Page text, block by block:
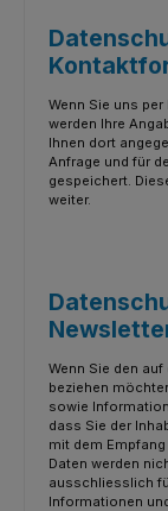
Wenn Sie uns
werden Ihre
Ihnen dort
Anfrage und für
gespeichert.
weiter.
Wenn Sie den
beziehen
sowie
dass Sie der
mit dem
Daten werden
ausschliesslich
Informationen